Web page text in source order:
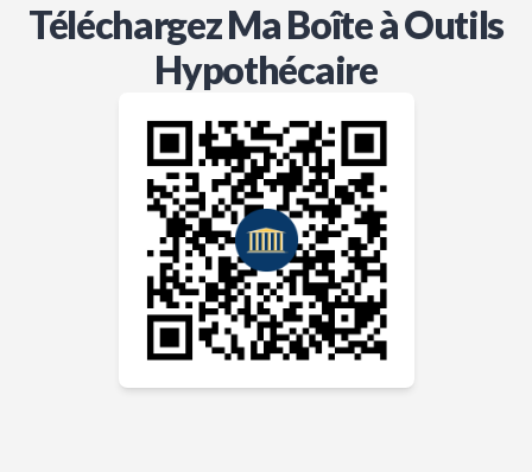
Téléchargez Ma Boîte à Outils
Hypothécaire